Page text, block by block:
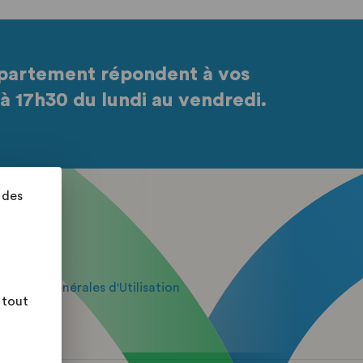
répondent à vos
17h30 du lundi au vendredi.
Générales d'Utilisation
tout